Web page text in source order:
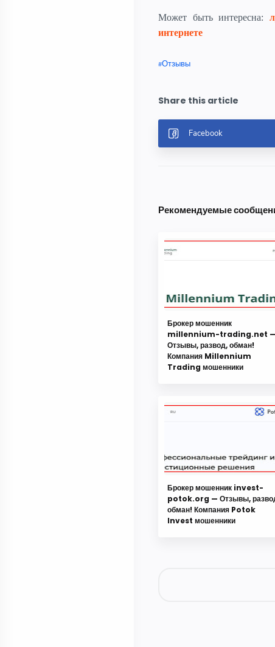
Может быть интересна:
интернете
Отзывы
Рекомендуемые
Брокер мошенник
millennium-trading.net —
Отзывы, развод, обман!
Компания Millennium
Trading мошенники
Брокер мошенник invest-
potok.org — Отзывы,
обман! Компания Potok
Invest мошенники